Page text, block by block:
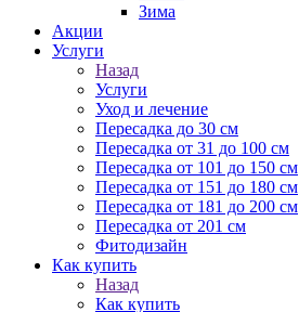
Зима
Акции
Услуги
Назад
Услуги
Уход и лечение
Пересадка до 30 см
Пересадка от 31 до 100 см
Пересадка от 101 до 150 см
Пересадка от 151 до 180 см
Пересадка от 181 до 200 см
Пересадка от 201 см
Фитодизайн
Как купить
Назад
Как купить